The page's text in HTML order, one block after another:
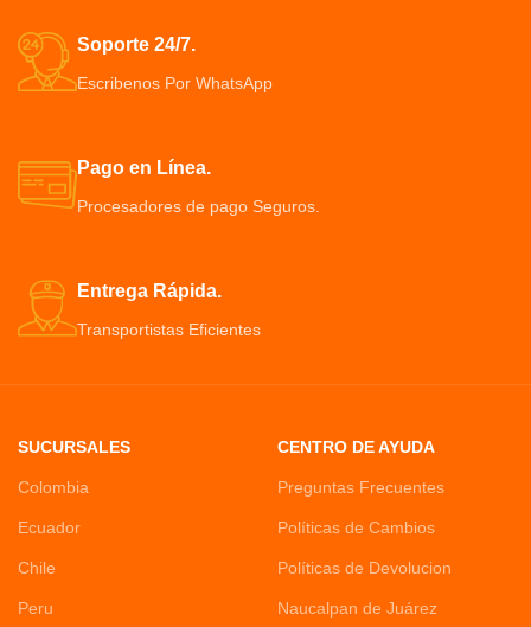
Soporte 24/7.
Escribenos Por WhatsApp
Pago en Línea.
Procesadores de pago Seguros.
Entrega Rápida.
Transportistas Eficientes
SUCURSALES
Colombia
Ecuador
Chile
Peru
CENTRO DE AYUDA
Preguntas Frecuentes
Políticas de Cambios
Políticas de Devolucion
Naucalpan de Juárez